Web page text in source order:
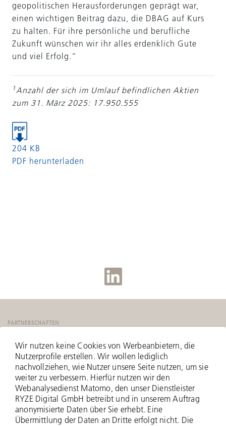
geopolitischen Herausforderungen geprägt war,
einen wichtigen Beitrag dazu, die DBAG auf Kurs
zu halten. Für ihre persönliche und berufliche
Zukunft wünschen wir ihr alles erdenklich Gute
und viel Erfolg.“
1Anzahl der sich im Umlauf befindlichen Aktien
zum 31. März 2025: 17.950.555
204 KB
PDF herunterladen
PARTNERSCHAFTEN
Wir nutzen keine Cookies von Werbeanbietern, die
Nutzerprofile erstellen. Wir wollen lediglich
nachvollziehen, wie Nutzer unsere Seite nutzen, um sie
weiter zu verbessern. Hierfür nutzen wir den
Webanalysedienst Matomo, den unser Dienstleister
RYZE Digital GmbH betreibt und in unserem Auftrag
anonymisierte Daten über Sie erhebt. Eine
Übermittlung der Daten an Dritte erfolgt nicht. Die